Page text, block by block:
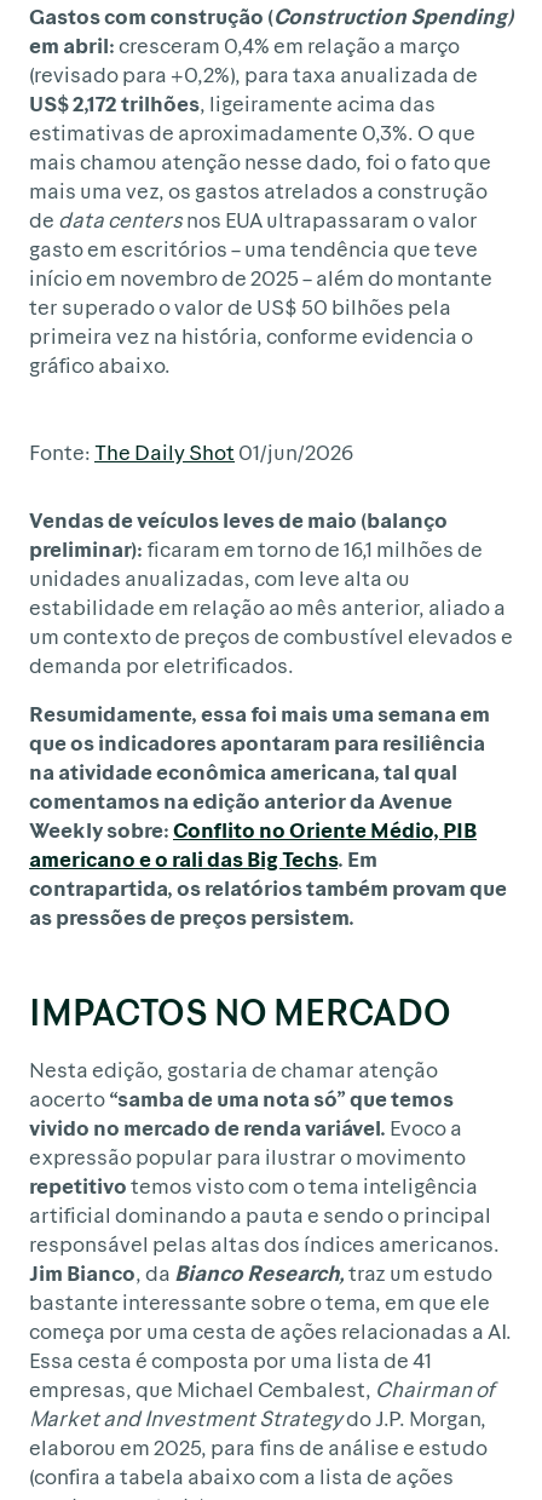
Gastos com construção (Construction Spending)
em abril:cresceram 0,4% em relação a março
(revisado para +0,2%), para taxa anualizada de
US$ 2,172 trilhões, ligeiramente acima das
estimativas de aproximadamente 0,3%. O que
mais chamou atenção nesse dado, foi o fato que
mais uma vez, os gastos atrelados a construção
de data centersnos EUA ultrapassaram o valor
gasto em escritórios – uma tendência que teve
início em novembro de 2025 – além do montante
ter superado o valor de US$ 50 bilhões pela
primeira vez na história, conforme evidencia o
gráfico abaixo.
Fonte:The Daily Shot 01/jun/2026
Vendas de veículos leves demaio (balanço
preliminar): ficaram em torno de 16,1 milhões de
unidades anualizadas, com leve alta ou
estabilidade em relação ao mês anterior, aliado a
um contexto de preços de combustível elevados e
demanda por eletrificados.
Resumidamente, essa foi mais uma semana em
que os indicadores apontaram para resiliência
na atividade econômica americana, tal qual
comentamos na edição anterior da Avenue
Weekly sobre:Conflito no Oriente Médio, PIB
americano e o rali das Big Techs. Em
contrapartida, os relatórios também provam que
as pressões de preços persistem.
IMPACTOS NO MERCADO
Nesta edição, gostaria de chamar atenção
aocerto“samba de uma nota só” que temos
vivido no mercado de renda variável. Evoco a
expressão popular para ilustrar o movimento
repetitivotemos visto com o tema inteligência
artificial dominando a pauta e sendo o principal
responsável pelas altas dos índices americanos.
Jim Bianco, da Bianco Research,traz um estudo
bastante interessante sobre o tema, em que ele
começa por uma cesta de ações relacionadas a AI.
Essa cesta é composta por uma lista de 41
empresas, que Michael Cembalest, Chairman of
Market and Investment Strategydo J.P. Morgan,
elaborou em 2025, para fins de análise e estudo
(confira a tabela abaixo com a lista de ações